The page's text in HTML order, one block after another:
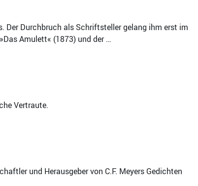
Der Durchbruch als Schriftsteller gelang ihm erst im
Amulett« (1873) und der …
Vertraute.
und Herausgeber von C.F. Meyers Gedichten